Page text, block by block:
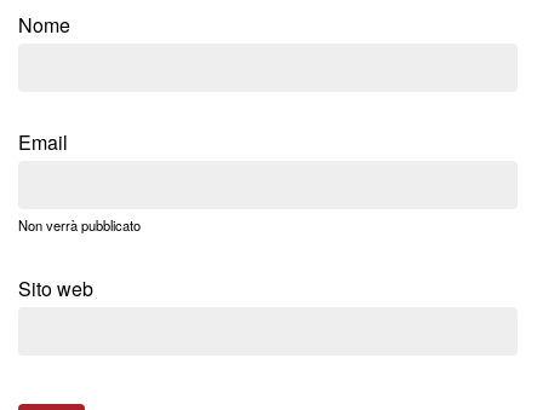
Nome
Email
Non verrà pubblicato
Sito web